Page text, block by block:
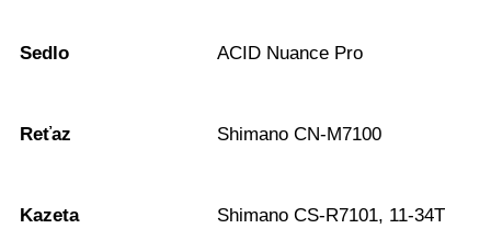
Sedlo ACID Nuance Pro
Reťaz Shimano CN-M7100
Kazeta Shimano CS-R7101, 11-34T